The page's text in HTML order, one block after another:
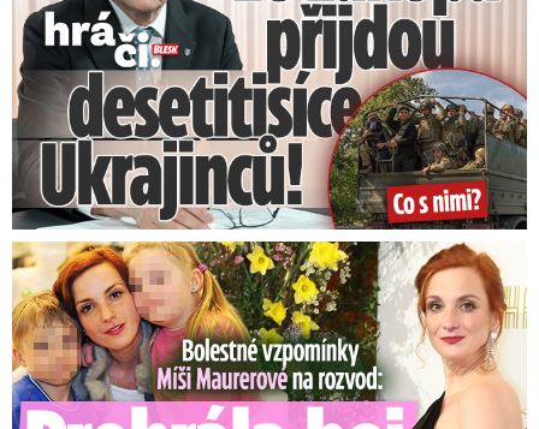
Bolestné vzpomínky Míši Maurerové: Prohrála boj o dvojčata!